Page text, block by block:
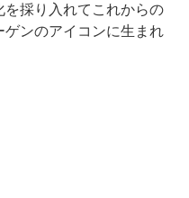
採り入れてこれからの
ンのアイコンに生まれ